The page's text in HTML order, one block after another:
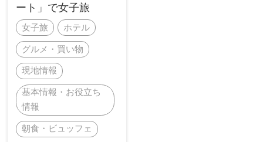
ート」で女子旅
女子旅 ホテル
グルメ・買い物
現地情報
基本情報・お役立ち
情報
朝食・ビュッフェ